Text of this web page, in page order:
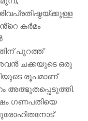
കർമം
പുറത്ത്
അവൻ ചക്കയുടെ ഒരു
രൂപമാണ്
അത്ഭുതപ്പെടുത്തി.
ഗണപതിയെ